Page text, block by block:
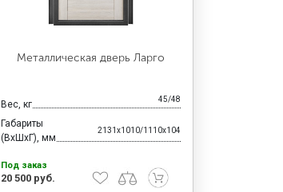
Металлическая дверь Ларго
Вес, кг 45/48
Габариты
(ВхШхГ), мм
2131x1010/1110x104
Под заказ
20 500 руб.